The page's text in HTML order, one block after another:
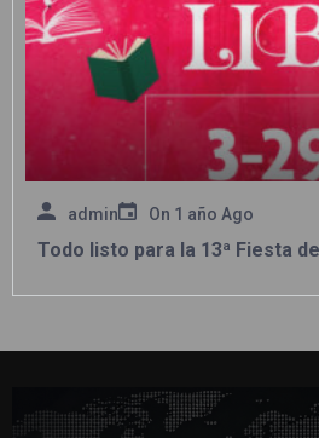
admin On 1 año Ago
Todo listo para la 13ª Fiesta